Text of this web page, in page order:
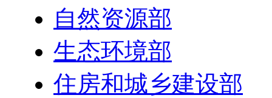
自然资源部
生态环境部
住房和城乡建设部